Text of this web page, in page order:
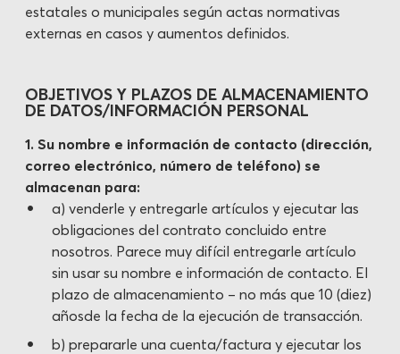
estatales o municipales según actas normativas
externas en casos y aumentos definidos.
OBJETIVOS Y PLAZOS DE ALMACENAMIENTO
DE DATOS/INFORMACIÓN PERSONAL
1. Su nombre e información de contacto (dirección,
correo electrónico, número de teléfono) se
almacenan para:
a) venderle y entregarle artículos y ejecutar las
obligaciones del contrato concluido entre
nosotros. Parece muy difícil entregarle artículo
sin usar su nombre e información de contacto. El
plazo de almacenamiento – no más que 10 (diez)
añosde la fecha de la ejecución de transacción.
b) prepararle una cuenta/factura y ejecutar los